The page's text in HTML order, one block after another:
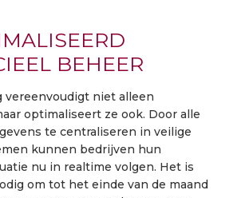
BEHEER
vereenvoudigt niet alleen
optimaliseert ze ook. Door alle
te centraliseren in veilige
kunnen bedrijven hun
nu in realtime volgen. Het is
om tot het einde van de maand